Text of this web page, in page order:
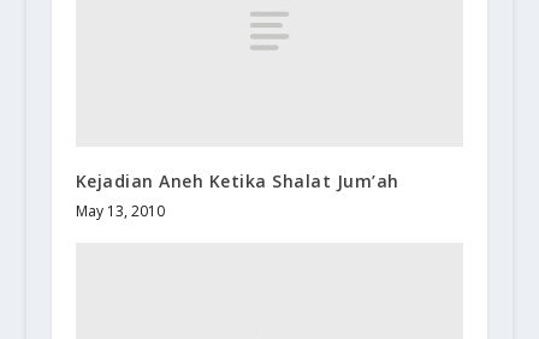
Kejadian Aneh Ketika Shalat Jum’ah
May 13, 2010